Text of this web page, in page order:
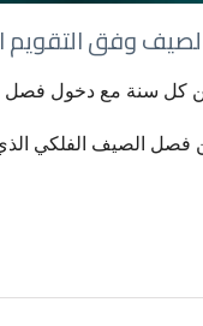
وفق التقويم
الصيف الفلكي الذي يبدأ